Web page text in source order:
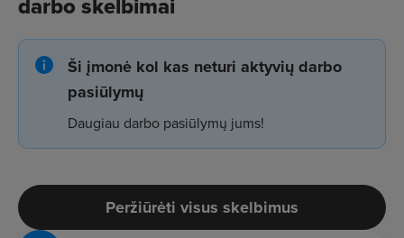
Ši įmonė kol kas neturi aktyvių darbo
pasiūlymų
Daugiau darbo pasiūlymų jums!
Peržiūrėti visus skelbimus